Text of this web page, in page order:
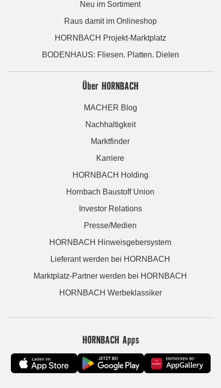
Neu im Sortiment
Raus damit im Onlineshop
HORNBACH Projekt-Marktplatz
BODENHAUS: Fliesen. Platten. Dielen
Über HORNBACH
MACHER Blog
Nachhaltigkeit
Marktfinder
Karriere
HORNBACH Holding
Hornbach Baustoff Union
Investor Relations
Presse/Medien
HORNBACH Hinweisgebersystem
Lieferant werden bei HORNBACH
Marktplatz-Partner werden bei HORNBACH
HORNBACH Werbeklassiker
HORNBACH Apps